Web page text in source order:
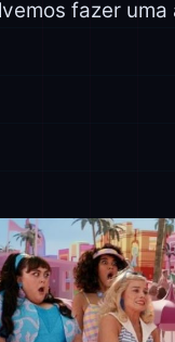
fazer